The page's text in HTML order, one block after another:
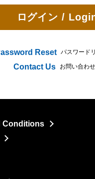
Reset パスワード
Contact Us お問い合わせ
Conditions